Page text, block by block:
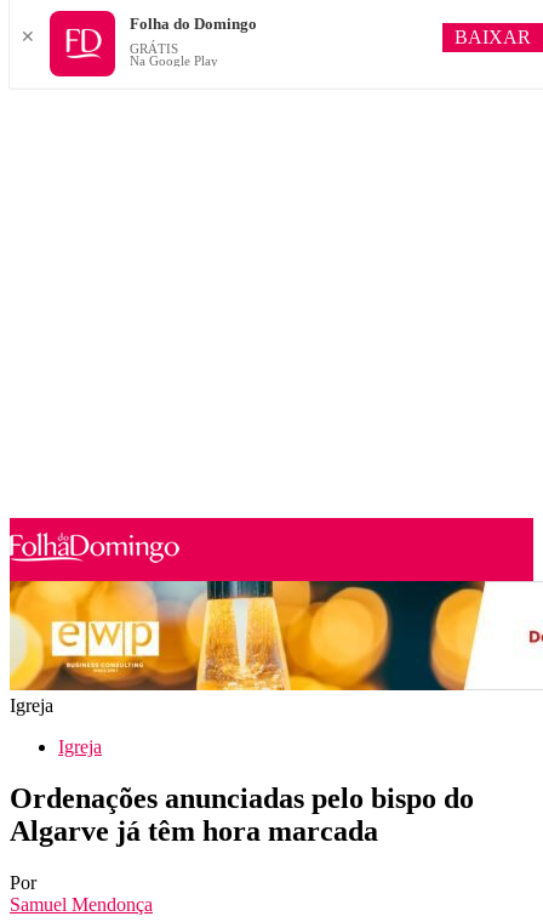
Igreja
Igreja
Ordenações anunciadas pelo bispo do
Algarve já têm hora marcada
Por
Samuel Mendonça
✕
Folha do Domingo
GRÁTIS
Na Google Play
BAIXAR